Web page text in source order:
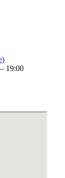
19:00